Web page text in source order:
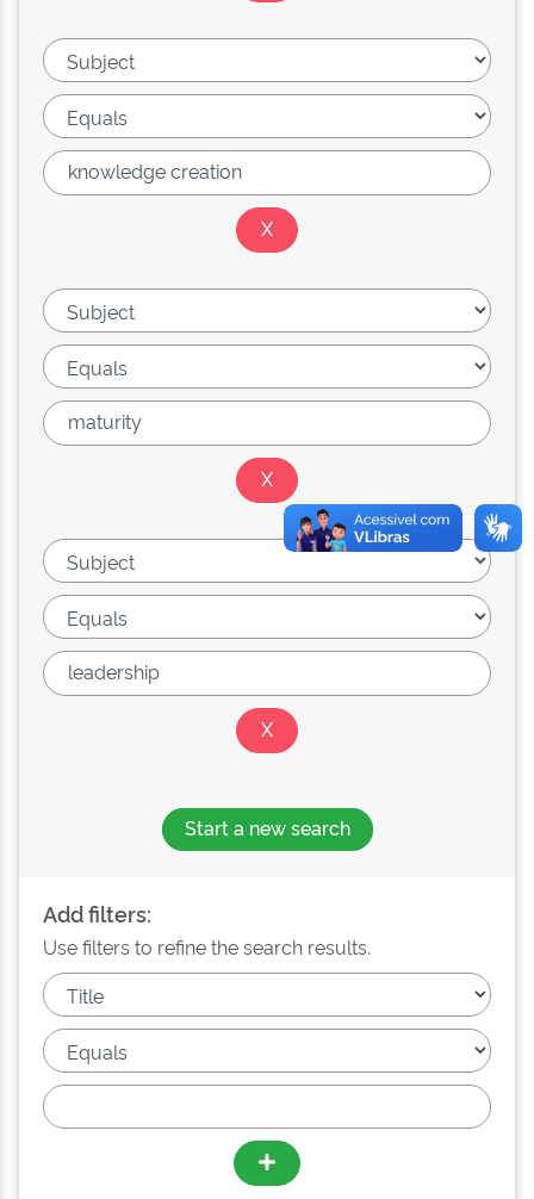
Start a new search
Add filters:
Use filters to refine the search results.